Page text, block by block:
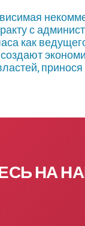
с
как
НА